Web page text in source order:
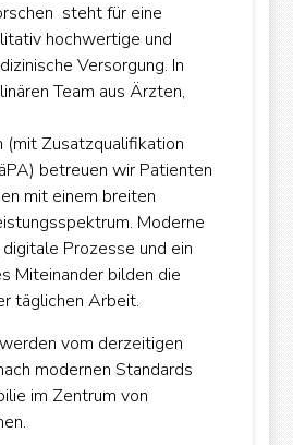
steht für eine
hochwertige und
Versorgung. In
Team aus Ärzten,
(mit Zusatzqualifikation
betreuen wir Patienten
mit einem breiten
Moderne
Prozesse und ein
Miteinander bilden die
täglichen Arbeit.
vom derzeitigen
modernen Standards
im Zentrum von